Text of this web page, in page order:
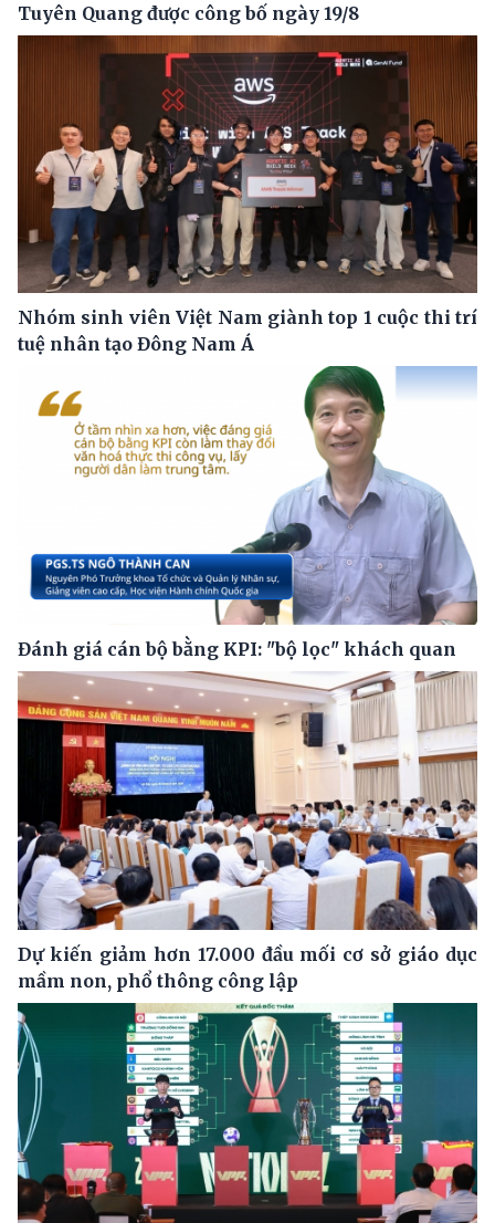
Tuyên Quang được công bố ngày 19/8
Nhóm sinh viên Việt Nam giành top 1 cuộc thi trí
tuệ nhân tạo Đông Nam Á
Đánh giá cán bộ bằng KPI: "bộ lọc" khách quan
Dự kiến giảm hơn 17.000 đầu mối cơ sở giáo dục
mầm non, phổ thông công lập